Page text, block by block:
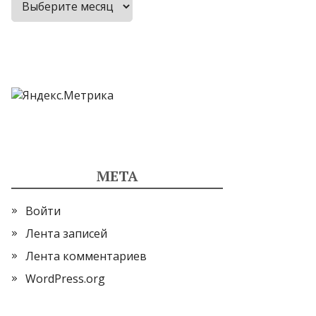
МЕТА
Войти
Лента записей
Лента комментариев
WordPress.org